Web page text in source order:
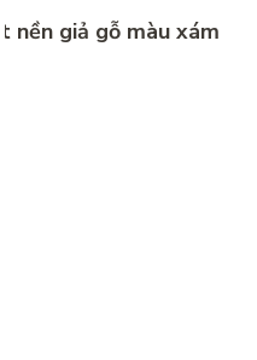
nền giả gỗ màu xám